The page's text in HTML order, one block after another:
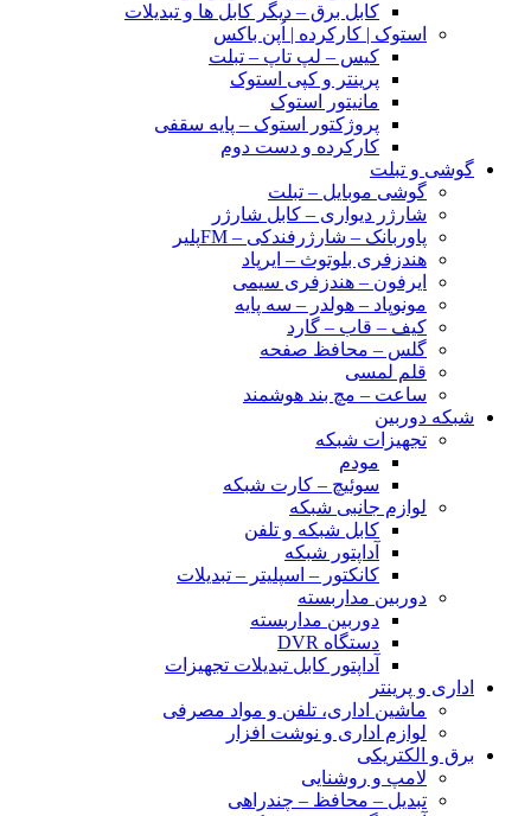
کابل برق – دیگر کابل ها و تبدیلات
استوک | کارکرده | اُپن باکس
کیس – لپ تاپ – تبلت
پرینتر و کپی استوک
مانیتور استوک
پروژکتور استوک – پایه سقفی
کارکرده و دست دوم
گوشی و تبلت
گوشی موبایل – تبلت
شارژر دیواری – کابل شارژر
پاوربانک – شارژرفندکی – FMپلیر
هندزفری بلوتوث – ایرپاد
ایرفون – هندزفری سیمی
مونوپاد – هولدر – سه پایه
کیف – قاب – گارد
گلس – محافظ صفحه
قلم لمسی
ساعت – مچ بند هوشمند
شبکه دوربین
تجهیزات شبکه
مودم
سوئیچ – کارت شبکه
لوازم جانبی شبکه
کابل شبکه و تلفن
آداپتور شبکه
کانکتور – اسپلیتر – تبدیلات
دوربین مداربسته
دوربین مداربسته
دستگاه DVR
آداپتور کابل تبدیلات تجهیزات
اداری و پرینتر
ماشین اداری، تلفن و مواد مصرفی
لوازم اداری و نوشت افزار
برق و الکتریکی
لامپ و روشنایی
تبدیل – محافظ – چندراهی